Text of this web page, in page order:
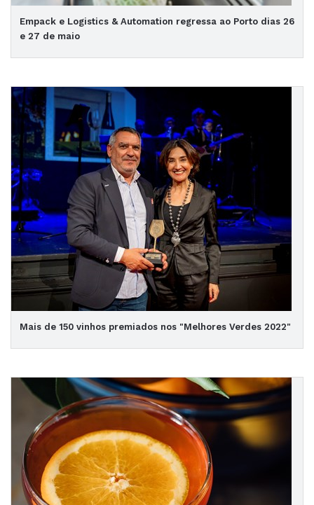
Empack e Logistics & Automation regressa ao Porto dias 26
e 27 de maio
Mais de 150 vinhos premiados nos "Melhores Verdes 2022"